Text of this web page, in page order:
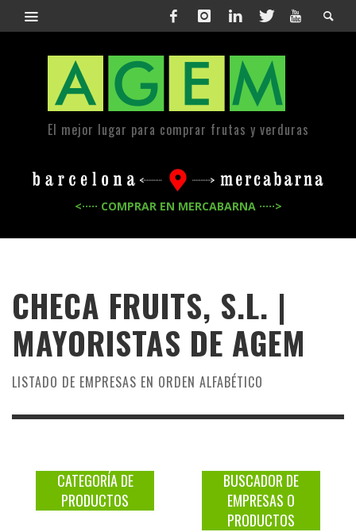
El mejor lugar para comprar frutas y verduras
<····· COMPRAR EN MERCABARNA ·····>
CHECA FRUITS, S.L. |
MAYORISTAS DE AGEM
LISTADO DE EMPRESAS EN ORDEN ALFABÉTICO
CATEGORÍA DE
PRODUCTOS
BUSCADOR DE
EMPRESAS O
PRODUCTOS